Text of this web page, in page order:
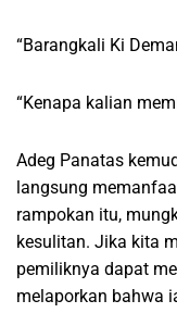
“Barangkali Ki
“Kenapa kalian
Adeg Panatas
langsung
rampokan itu,
kesulitan. Jika kita
pemiliknya dapat
melaporkan bahwa